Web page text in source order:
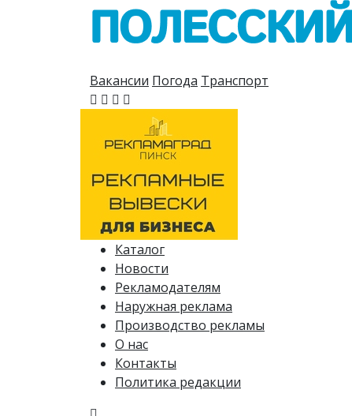
Вакансии Погода Транспорт
Каталог
Новости
Рекламодателям
Наружная реклама
Производство рекламы
О нас
Контакты
Политика редакции